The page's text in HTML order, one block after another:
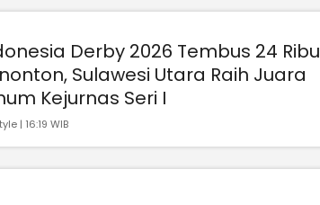
Derby 2026 Tembus 24 Ribu
Sulawesi Utara Raih Juara
Kejurnas Seri I
| 16:19 WIB